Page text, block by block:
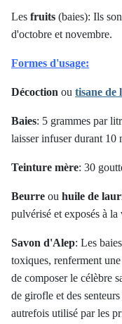
Les fruits (baies): Ils
d'octobre et novembre.
Formes d'usage:
Décoction ou tisane de
Baies: 5 grammes par
laisser infuser durant 10
Teinture mère: 30
Beurre ou huile de
pulvérisé et exposés à
Savon d'Alep: Les
toxiques, renferment
de composer le célèbre
de girofle et des
autrefois utilisé par les